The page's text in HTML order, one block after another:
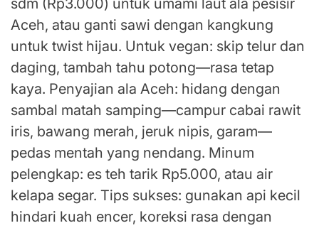
sdm (Rp3.000) untuk umami laut ala pesisir
Aceh, atau ganti sawi dengan kangkung
untuk twist hijau. Untuk vegan: skip telur dan
daging, tambah tahu potong—rasa tetap
kaya. Penyajian ala Aceh: hidang dengan
sambal matah samping—campur cabai rawit
iris, bawang merah, jeruk nipis, garam—
pedas mentah yang nendang. Minum
pelengkap: es teh tarik Rp5.000, atau air
kelapa segar. Tips sukses: gunakan api kecil
hindari kuah encer, koreksi rasa dengan